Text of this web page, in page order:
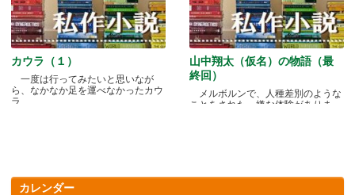
カウラ（１）
一度は行ってみたいと思いなが
ら、なかなか足を運べなかったカウ
ラ.....
山中翔太（仮名）の物語（最
終回）
メルボルンで、人種差別のような
ことをされた、嫌な体験がありま
カレンダー